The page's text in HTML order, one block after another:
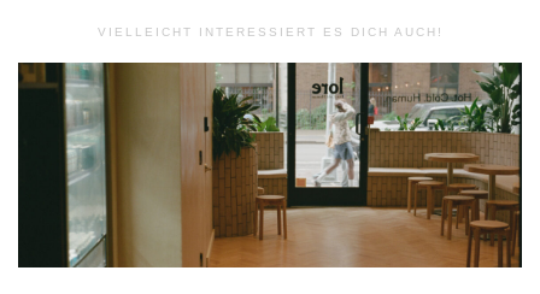
VIELLEICHT INTERESSIERT ES DICH AUCH!